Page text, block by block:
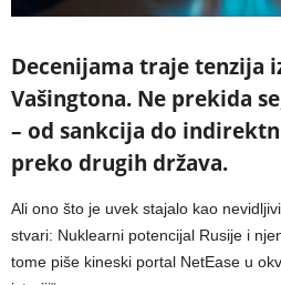
Decenijama traje tenzija
Vašingtona. Ne prekida
– od sankcija do
preko drugih država.
Ali ono što je uvek stajalo kao
stvari: Nuklearni potencijal Rusije i
tome piše kineski portal NetEase u